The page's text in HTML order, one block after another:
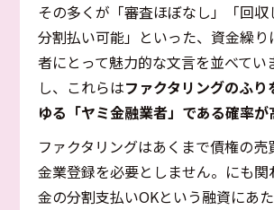
その多くが「審査ほぼなし」「回収
分割払い可能」といった、資金繰り
者にとって魅力的な文言を並べてい
し、これらはファクタリングのふ
ゆる「ヤミ金融業者」である確率が
ファクタリングはあくまで債権の売
金業登録を必要としません。にも関
金の分割支払いOKという融資にあ